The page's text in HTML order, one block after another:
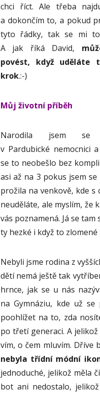
chci říct. Ale třeba
a dokončím to, a pokud
tyto řádky, tak se mi to
A jak říká David,
povést, když uděláte
krok.:-)
Můj životní příběh
Narodila jsem se
v Pardubické nemocnici
se to neobešlo bez
asi až na 3 pokus jsem
prožila na venkově, kde
neuděláte, ale myslím, že
vás poznamená. Já se
ty hezké i když to
Nebyli jsme rodina z
dětí nemá ještě tak
hrnce, jak se u nás
na Gymnáziu, kde už
poohlížet na to, zda
po třetí generaci. A
vím, o čem mluvím. Dříve
nebyla třídní módní
jednoduché, jelikož měla
bot ani nedostalo,